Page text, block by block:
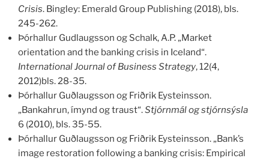
Crisis. Bingley: Emerald Group Publishing (2018), bls.
245-262.
Þórhallur Gudlaugsson og Schalk, A.P. „Market
orientation and the banking crisis in Iceland“.
International Journal of Business Strategy, 12(4,
2012)bls. 28-35.
Þórhallur Guðlaugsson og Friðrik Eysteinsson.
„Bankahrun, ímynd og traust“.Stjórnmál og stjórnsýsla
6 (2010), bls. 35-55.
Þórhallur Guðlaugsson og Friðrik Eysteinsson. „Bank’s
image restoration following a banking crisis: Empirical